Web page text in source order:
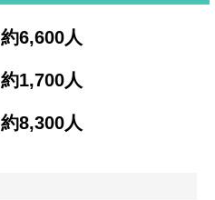
約6,600人
約1,700人
約8,300人